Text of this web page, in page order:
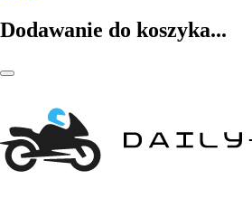
Dodawanie do koszyka...